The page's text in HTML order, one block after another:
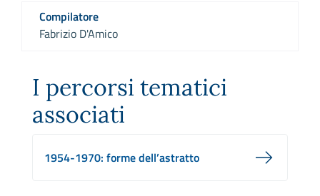
Compilatore
Fabrizio D'Amico
I percorsi tematici
associati
1954-1970: forme dell’astratto